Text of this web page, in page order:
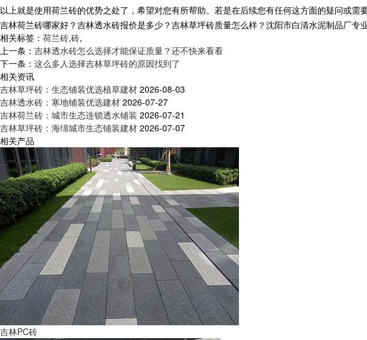
以上就是使用荷兰砖的优势之处了，希望对您有所帮助。若是在后续您有任何这方面的疑问或需
吉林荷兰砖哪家好？吉林透水砖报价是多少？吉林草坪砖质量怎么样？沈阳市白清水泥制品厂
相关标签： 荷兰砖,砖,
上一条： 吉林透水砖怎么选择才能保证质量？还不快来看看
下一条： 这么多人选择吉林草坪砖的原因找到了
相关资讯
吉林草坪砖：生态铺装优选植草建材 2026-08-03
吉林透水砖：寒地铺装优选建材 2026-07-27
吉林荷兰砖：城市生态连锁透水铺装 2026-07-21
吉林草坪砖：海绵城市生态铺装建材 2026-07-07
相关产品
吉林PC砖